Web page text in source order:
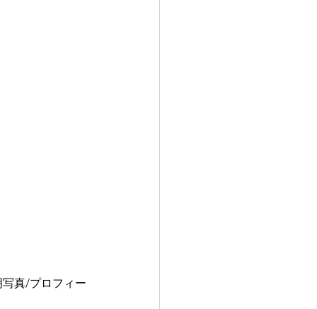
真/プロフィー